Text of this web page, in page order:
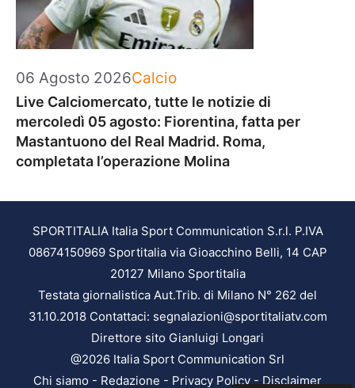
06 Agosto 2026Categorie
Calcio
Live Calciomercato, tutte le notizie di
mercoledì 05 agosto: Fiorentina, fatta per
Mastantuono del Real Madrid. Roma,
completata l’operazione Molina
SPORTITALIA Italia Sport Communication S.r.l. P.IVA
08674150969 Sportitalia via Gioacchino Belli, 14 CAP
20127 Milano Sportitalia
Testata giornalistica Aut.Trib. di Milano N° 262 del
31.10.2018 Contattaci: segnalazioni@sportitaliatv.com
Direttore sito Gianluigi Longari
@2026 Italia Sport Communication Srl
Chi siamo - Redazione - Privacy Policy-Disclaimer